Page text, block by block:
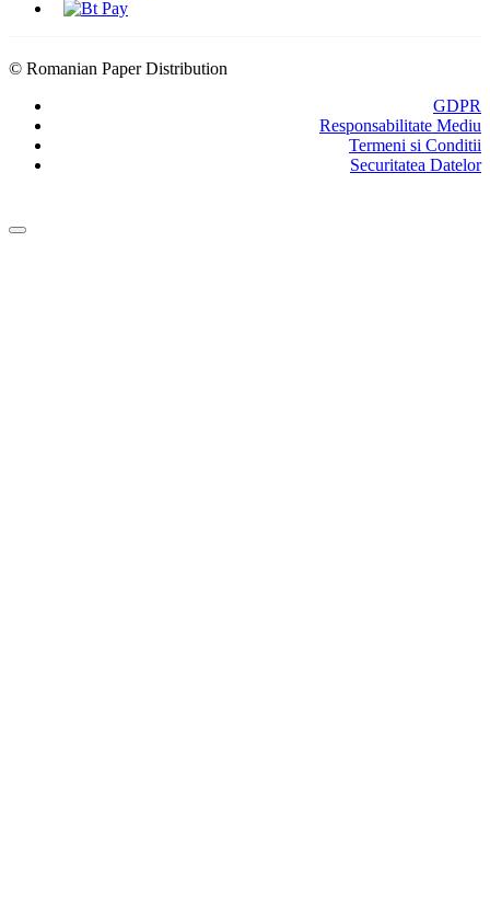
© Romanian Paper Distribution
GDPR
Responsabilitate Mediu
Termeni si Conditii
Securitatea Datelor